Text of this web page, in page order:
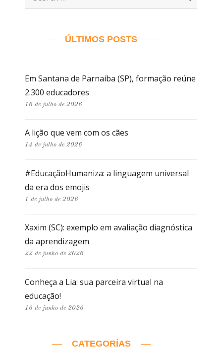
for:
ÚLTIMOS POSTS
Em Santana de Parnaíba (SP), formação reúne
2.300 educadores
16 de julho de 2026
A lição que vem com os cães
14 de julho de 2026
#EducaçãoHumaniza: a linguagem universal
da era dos emojis
1 de julho de 2026
Xaxim (SC): exemplo em avaliação diagnóstica
da aprendizagem
22 de junho de 2026
Conheça a Lia: sua parceira virtual na
educação!
16 de junho de 2026
CATEGORÍAS